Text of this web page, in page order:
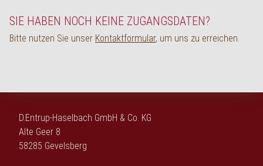
SIE HABEN NOCH KEINE ZUGANGSDATEN?
Bitte nutzen Sie unser Kontaktformular, um uns zu erreichen.
D.Entrup-Haselbach GmbH & Co. KG
Alte Geer 8
58285 Gevelsberg
English